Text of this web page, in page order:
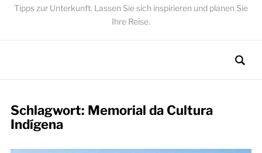
Tipps zur Unterkunft. Lassen Sie sich inspirieren und planen Sie
Ihre Reise.
Schlagwort: Memorial da Cultura
Indígena